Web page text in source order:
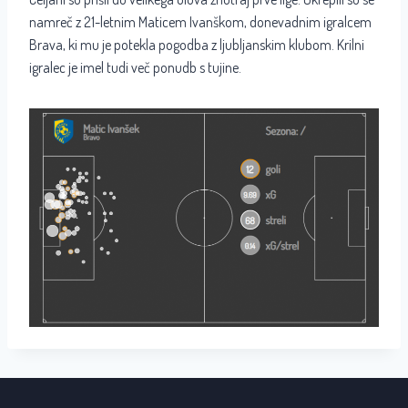
namreč z 21-letnim Maticem Ivanškom, donevadnim igralcem
Brava, ki mu je potekla pogodba z ljubljanskim klubom. Krilni
igralec je imel tudi več ponudb s tujine.